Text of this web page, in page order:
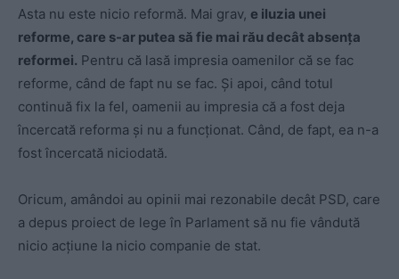
Asta nu este nicio reformă. Mai grav, e iluzia unei
reforme, care s-ar putea să fie mai rău decât absența
reformei. Pentru că lasă impresia oamenilor că se fac
reforme, când de fapt nu se fac. Și apoi, când totul
continuă fix la fel, oamenii au impresia că a fost deja
încercată reforma și nu a funcționat. Când, de fapt, ea n-a
fost încercată niciodată.
Oricum, amândoi au opinii mai rezonabile decât PSD, care
a depus proiect de lege în Parlament să nu fie vândută
nicio acțiune la nicio companie de stat.